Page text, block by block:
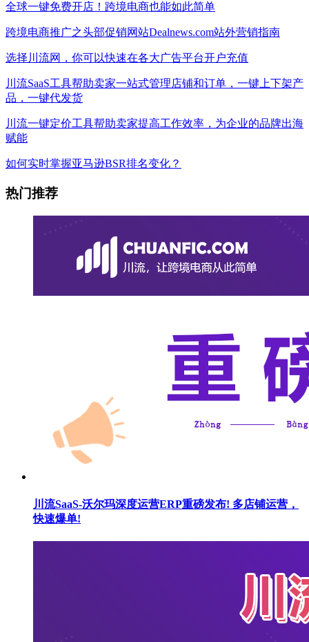
全球一键免费开店！跨境电商也能如此简单
跨境电商推广之头部促销网站Dealnews.com站外营销指南
选择川流网，你可以快速在各大广告平台开户充值
川流SaaS工具帮助卖家一站式管理店铺和订单，一键上下架产
品，一键代发货
川流一键定价工具帮助卖家提高工作效率，为企业的品牌出海
赋能
如何实时掌握亚马逊BSR排名变化？
热门推荐
川流SaaS-沃尔玛深度运营ERP重磅发布! 多店铺运营，
快速爆单!